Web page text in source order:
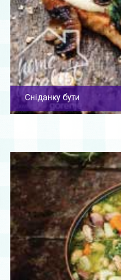
Сніданку бути